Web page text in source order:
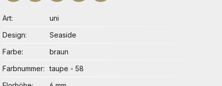
Art
uni
Design
Seaside
Farbe
braun
Farbnummer
taupe - 58